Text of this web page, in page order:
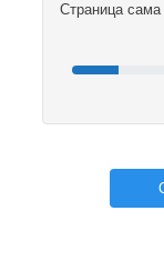
Страница сама